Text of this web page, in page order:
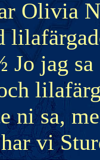
Olivia
Jo jag
ni sa,
vi